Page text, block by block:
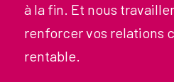
à la fin. Et nous
renforcer vos relations
rentable.